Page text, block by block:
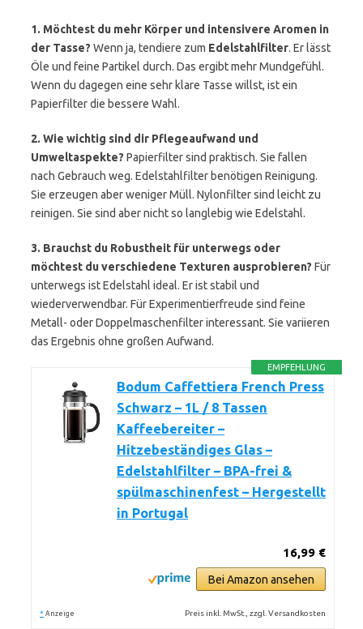
1. Möchtest du mehr Körper und intensivere Aromen in
der Tasse? Wenn ja, tendiere zum Edelstahlfilter. Er lässt
Öle und feine Partikel durch. Das ergibt mehr Mundgefühl.
Wenn du dagegen eine sehr klare Tasse willst, ist ein
Papierfilter die bessere Wahl.
2. Wie wichtig sind dir Pflegeaufwand und
Umweltaspekte? Papierfilter sind praktisch. Sie fallen
nach Gebrauch weg. Edelstahlfilter benötigen Reinigung.
Sie erzeugen aber weniger Müll. Nylonfilter sind leicht zu
reinigen. Sie sind aber nicht so langlebig wie Edelstahl.
3. Brauchst du Robustheit für unterwegs oder
möchtest du verschiedene Texturen ausprobieren? Für
unterwegs ist Edelstahl ideal. Er ist stabil und
wiederverwendbar. Für Experimentierfreude sind feine
Metall- oder Doppelmaschenfilter interessant. Sie variieren
das Ergebnis ohne großen Aufwand.
EMPFEHLUNG
Bodum Caffettiera French Press
Schwarz – 1L / 8 Tassen
Kaffeebereiter –
Hitzebeständiges Glas –
Edelstahlfilter – BPA-frei &
spülmaschinenfest – Hergestellt
in Portugal
16,99 €
Bei Amazon ansehen
* Anzeige Preis inkl. MwSt., zzgl. Versandkosten